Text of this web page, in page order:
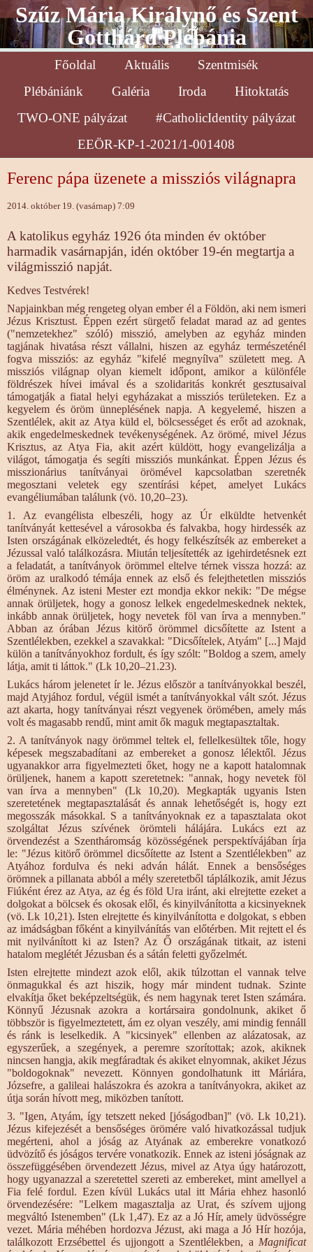
Szűz Mária Királynő és Szent
Gotthárd Plébánia
Főoldal Aktuális
Szentmisék
Plébániánk
Galéria Iroda
Hitoktatás
TWO-ONE pályázat
#CatholicIdentity pályázat
EEÖR-KP-1-2021/1-001408
Ferenc pápa üzenete a missziós világnapra
2014. október 19. (vasárnap) 7:09
A katolikus egyház 1926 óta minden év október
harmadik vasárnapján, idén október 19-én megtartja a
világmisszió napját.
Kedves Testvérek!
Napjainkban még rengeteg olyan ember él a Földön, aki nem ismeri
Jézus Krisztust. Éppen ezért sürgető feladat marad az ad gentes
("nemzetekhez" szóló) misszió, amelyben az egyház minden
tagjának hivatása részt vállalni, hiszen az egyház természeténél
fogva missziós: az egyház "kifelé megnyílva" született meg. A
missziós világnap olyan kiemelt időpont, amikor a különféle
földrészek hívei imával és a szolidaritás konkrét gesztusaival
támogatják a fiatal helyi egyházakat a missziós területeken. Ez a
kegyelem és öröm ünneplésének napja. A kegyelemé, hiszen a
Szentlélek, akit az Atya küld el, bölcsességet és erőt ad azoknak,
akik engedelmeskednek tevékenységének. Az örömé, mivel Jézus
Krisztus, az Atya Fia, akit azért küldött, hogy evangelizálja a
világot, támogatja és segíti missziós munkánkat. Éppen Jézus és
misszionárius tanítványai örömével kapcsolatban szeretnék
megosztani veletek egy szentírási képet, amelyet Lukács
evangéliumában találunk (vö. 10,20–23).
1. Az evangélista elbeszéli, hogy az Úr elküldte hetvenkét
tanítványát kettesével a városokba és falvakba, hogy hirdessék az
Isten országának elközeledtét, és hogy felkészítsék az embereket a
Jézussal való találkozásra. Miután teljesítették az igehirdetésnek ezt
a feladatát, a tanítványok örömmel eltelve térnek vissza hozzá: az
öröm az uralkodó témája ennek az első és felejthetetlen missziós
élménynek. Az isteni Mester ezt mondja ekkor nekik: "De mégse
annak örüljetek, hogy a gonosz lelkek engedelmeskednek nektek,
inkább annak örüljetek, hogy nevetek föl van írva a mennyben."
Abban az órában Jézus kitörő örömmel dicsőítette az Istent a
Szentlélekben, ezekkel a szavakkal: "Dicsőítelek, Atyám" [...] Majd
külön a tanítványokhoz fordult, és így szólt: "Boldog a szem, amely
látja, amit ti láttok." (Lk 10,20–21.23).
Lukács három jelenetet ír le. Jézus először a tanítványokkal beszél,
majd Atyjához fordul, végül ismét a tanítványokkal vált szót. Jézus
azt akarta, hogy tanítványai részt vegyenek örömében, amely más
volt és magasabb rendű, mint amit ők maguk megtapasztaltak.
2. A tanítványok nagy örömmel teltek el, fellelkesültek tőle, hogy
képesek megszabadítani az embereket a gonosz lélektől. Jézus
ugyanakkor arra figyelmezteti őket, hogy ne a kapott hatalomnak
örüljenek, hanem a kapott szeretetnek: "annak, hogy nevetek föl
van írva a mennyben" (Lk 10,20). Megkapták ugyanis Isten
szeretetének megtapasztalását és annak lehetőségét is, hogy ezt
megosszák másokkal. S a tanítványoknak ez a tapasztalata okot
szolgáltat Jézus szívének örömteli hálájára. Lukács ezt az
örvendezést a Szentháromság közösségének perspektívájában írja
le: "Jézus kitörő örömmel dicsőítette az Istent a Szentlélekben" az
Atyához fordulva és neki adván hálát. Ennek a bensőséges
örömnek a pillanata abból a mély szeretetből táplálkozik, amit Jézus
Fiúként érez az Atya, az ég és föld Ura iránt, aki elrejtette ezeket a
dolgokat a bölcsek és okosak elől, és kinyilvánította a kicsinyeknek
(vö. Lk 10,21). Isten elrejtette és kinyilvánította e dolgokat, s ebben
az imádságban főként a kinyilvánítás van előtérben. Mit rejtett el és
mit nyilvánított ki az Isten? Az Ő országának titkait, az isteni
hatalom meglétét Jézusban és a sátán feletti győzelmét.
Isten elrejtette mindezt azok elől, akik túlzottan el vannak telve
önmagukkal és azt hiszik, hogy már mindent tudnak. Szinte
elvakítja őket beképzeltségük, és nem hagynak teret Isten számára.
Könnyű Jézusnak azokra a kortársaira gondolnunk, akiket ő
többször is figyelmeztetett, ám ez olyan veszély, ami mindig fennáll
és ránk is leselkedik. A "kicsinyek" ellenben az alázatosak, az
egyszerűek, a szegények, a peremre szorítottak; azok, akiknek
nincsen hangja, akik megfáradtak és akiket elnyomnak, akiket Jézus
"boldogoknak" nevezett. Könnyen gondolhatunk itt Máriára,
Józsefre, a galileai halászokra és azokra a tanítványokra, akiket az
útja során hívott meg, miközben tanított.
3. "Igen, Atyám, így tetszett neked [jóságodban]" (vö. Lk 10,21).
Jézus kifejezését a bensőséges örömére való hivatkozással tudjuk
megérteni, ahol a jóság az Atyának az emberekre vonatkozó
üdvözítő és jóságos tervére vonatkozik. Ennek az isteni jóságnak az
összefüggésében örvendezett Jézus, mivel az Atya úgy határozott,
hogy ugyanazzal a szeretettel szereti az embereket, mint amellyel a
Fia felé fordul. Ezen kívül Lukács utal itt Mária ehhez hasonló
örvendezésére: "Lelkem magasztalja az Urat, és szívem ujjong
megváltó Istenemben" (Lk 1,47). Ez az a Jó Hír, amely üdvösségre
vezet. Mária méhében hordozva Jézust, aki maga a Jó Hír hozója,
találkozott Erzsébettel és ujjongott a Szentlélekben, a Magnificat